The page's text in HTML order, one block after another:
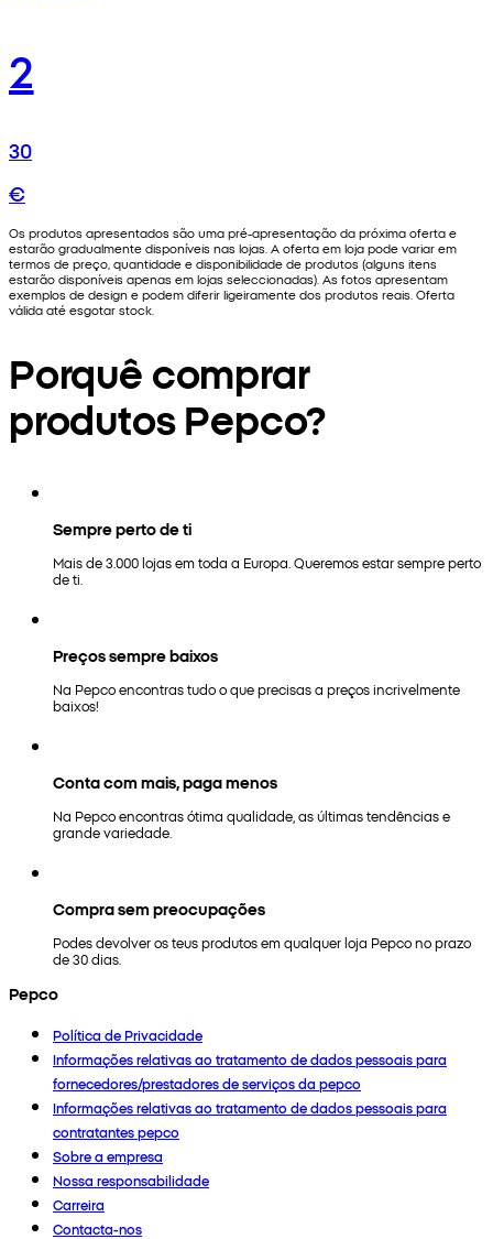
2
30
€
Os produtos apresentados são uma pré-apresentação da próxima oferta e
estarão gradualmente disponíveis nas lojas. A oferta em loja pode variar em
termos de preço, quantidade e disponibilidade de produtos (alguns itens
estarão disponíveis apenas em lojas seleccionadas). As fotos apresentam
exemplos de design e podem diferir ligeiramente dos produtos reais. Oferta
válida até esgotar stock.
Porquê comprar
produtos Pepco?
Sempre perto de ti
Mais de 3.000 lojas em toda a Europa. Queremos estar sempre perto
de ti.
Preços sempre baixos
Na Pepco encontras tudo o que precisas a preços incrivelmente
baixos!
Conta com mais, paga menos
Na Pepco encontras ótima qualidade, as últimas tendências e
grande variedade.
Compra sem preocupações
Podes devolver os teus produtos em qualquer loja Pepco no prazo
de 30 dias.
Pepco
Política de Privacidade
Informações relativas ao tratamento de dados pessoais para
fornecedores/prestadores de serviços da pepco
Informações relativas ao tratamento de dados pessoais para
contratantes pepco
Sobre a empresa
Nossa responsabilidade
Carreira
Contacta-nos